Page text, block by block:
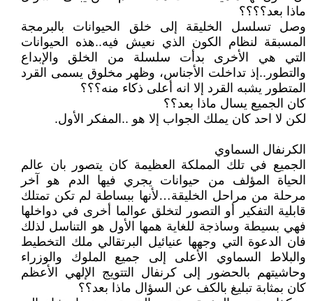
ماذا بعد؟؟؟؟
وصل تسلسل الخليقة إلى خلق الحيوانات بالبرمجة
المسبقة لنظام الكون الذي نعيش فيه..هذه الحيوانات
التي هي الأخرى بدأت سلسلة من الخلق والإبداع
والتطور..إذ تداخلت الأجناس، وظهر مخلوق يسمى القرد
المتطور يشبه القرد إلا انه أعلى ذكاء منه؟؟؟
كان الجميع يسال ماذا بعد؟؟
لكن لا احد كان يملك الجواب إلا هو ..المفكر الأول.
الكرنفال السماوي
الجميع في تلك المملكة العظيمة كان يتصور بان عالم
الحياة المؤلف من حيوانات يجري فيها الدم هو آخر
مرحلة من مراحل الخليقة…لأنها ببساطة لم تكن تمتلك
قابلية التفكير أو التصور لتخلق عوالما أخرى في دواخلها
فهي بسيطة وساذجة للغاية همها الأول هو التناسل لذلك
فان الدعوة التي وجهها عنيائيل البرتقالي ملك التخطيط
والبلاط السماوي الأعلى إلى جميع الملوك والوزراء
وحاشيتهم بالحضور إلى كرنفال التتويج الإلهي الأعظم
كان بمثابة تبليغ بالكف عن السؤال ماذا بعد؟؟